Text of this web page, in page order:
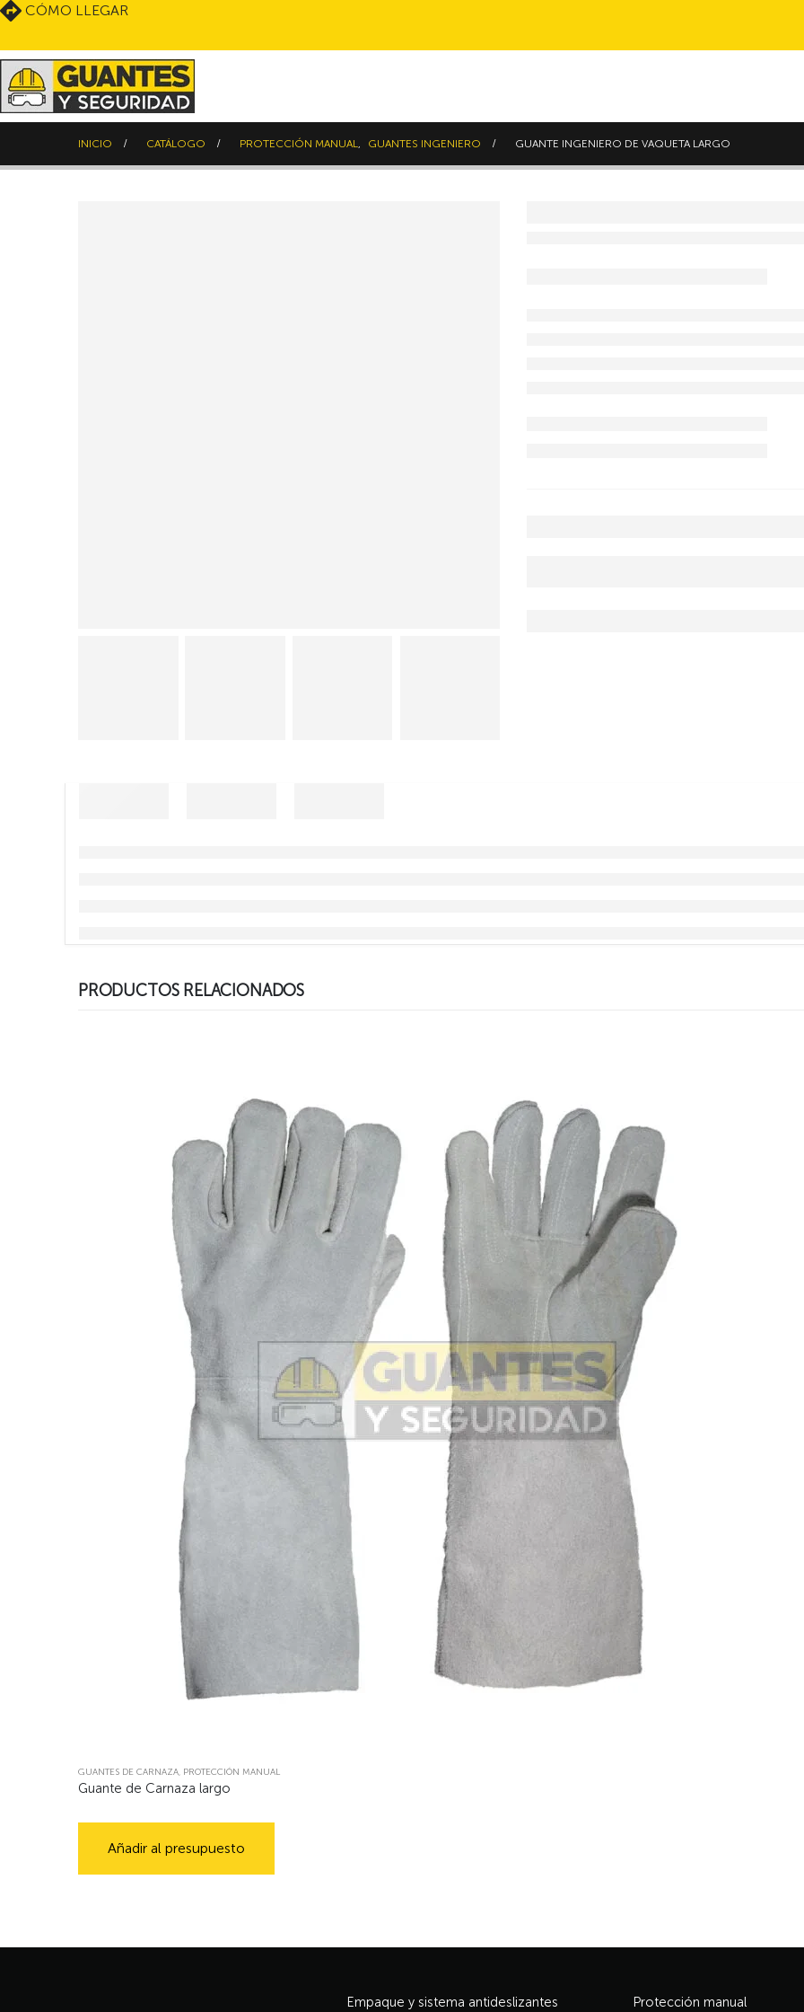
CÓMO LLEGAR
INICIO CATÁLOGO PROTECCIÓN MANUAL, GUANTES INGENIERO GUANTE INGENIERO DE VAQUETA LARGO
PRODUCTOS RELACIONADOS
GUANTES DE CARNAZA, PROTECCIÓN MANUAL
Guante de Carnaza largo
Añadir al presupuesto
Empaque y sistema antideslizantes Protección manual